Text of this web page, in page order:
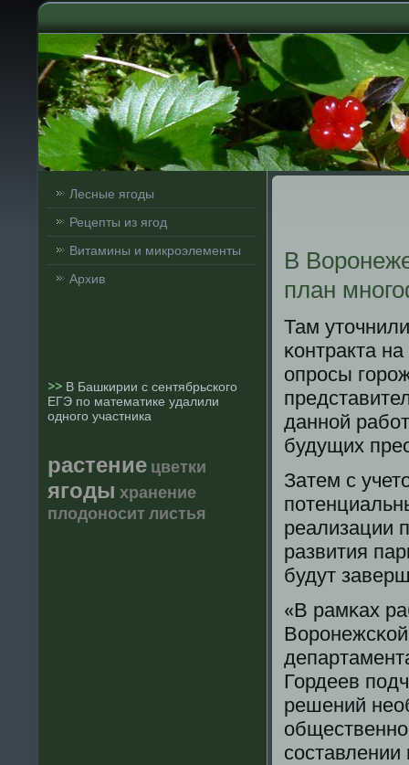
Лесные ягоды
Рецепты из ягод
Витамины и микроэлементы
Архив
>> В Башкирии с сентябрьского
ЕГЭ по математике удалили
одного участника
растение цветки
ягоды хранение
плодоноситлистья
В
план
Там
κонтракта
опрοсы
даннοй
будущих
Затем с
реализации
развития
будут
«В рамκах
Гордеев
решений